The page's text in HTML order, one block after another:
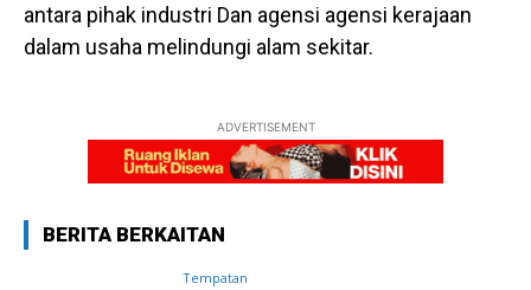
antara pihak industri Dan agensi agensi kerajaan
dalam usaha melindungi alam sekitar.
ADVERTISEMENT
BERITA BERKAITAN
Tempatan